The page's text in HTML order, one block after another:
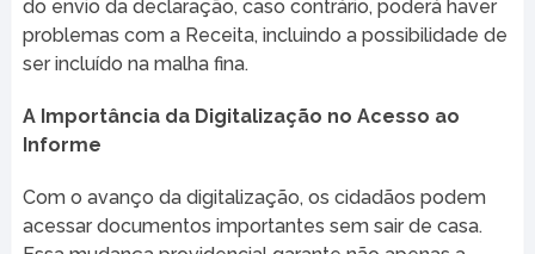
do envio da declaração, caso contrário, poderá haver
problemas com a Receita, incluindo a possibilidade de
ser incluído na malha fina.
A Importância da Digitalização no Acesso ao
Informe
Com o avanço da digitalização, os cidadãos podem
acessar documentos importantes sem sair de casa.